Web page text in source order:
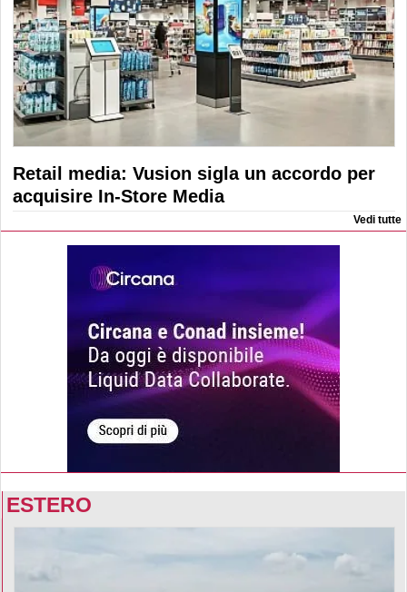
Retail media: Vusion sigla un accordo per
acquisire In-Store Media
Vedi tutte
ESTERO